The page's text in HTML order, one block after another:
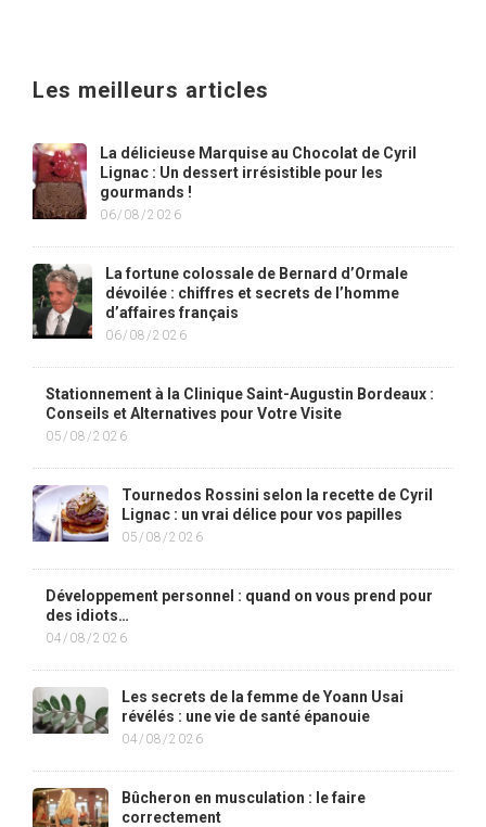
Les meilleurs articles
La délicieuse Marquise au Chocolat de Cyril
Lignac : Un dessert irrésistible pour les
gourmands !
06/08/2026
La fortune colossale de Bernard d’Ormale
dévoilée : chiffres et secrets de l’homme
d’affaires français
06/08/2026
Stationnement à la Clinique Saint-Augustin Bordeaux :
Conseils et Alternatives pour Votre Visite
05/08/2026
Tournedos Rossini selon la recette de Cyril
Lignac : un vrai délice pour vos papilles
05/08/2026
Développement personnel : quand on vous prend pour
des idiots…
04/08/2026
Les secrets de la femme de Yoann Usai
révélés : une vie de santé épanouie
04/08/2026
Bûcheron en musculation : le faire
correctement